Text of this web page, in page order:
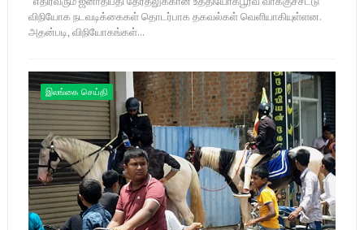
விநியோக நடவடிக்கைகள் தொடர்பாக தகவல்கள் வெளியாகியுள்ளன.
அதன்படி, விநியோகங்கள்...
இலங்கை செய்தி